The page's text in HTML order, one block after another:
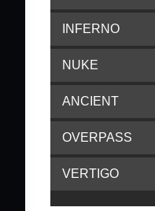
INFERNO
NUKE
ANCIENT
OVERPASS
VERTIGO